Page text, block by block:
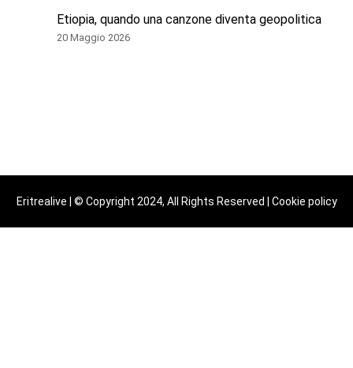
Etiopia, quando una canzone diventa geopolitica
20 Maggio 2026
Eritrealive | © Copyright 2024, All Rights Reserved | Cookie policy